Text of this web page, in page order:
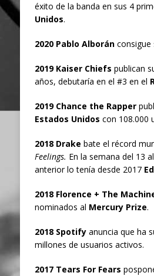
éxito de la banda en sus 4
Unidos.
2020 Pablo Alboránconsigue
2019 Kaiser Chiefs publican
años, debutaría en el #3 en el
2019 Chance the Rapper
Estados Unidos con 108.000
2018 Drake bate el récord
Feelings. En la semana del 13
anterior lo tenía desde 2017
2018 Florence + The
nominados al Mercury Prize.
2018 Spotifyanuncia que ha
millones de usuarios activos.
2017 Tears For Fears